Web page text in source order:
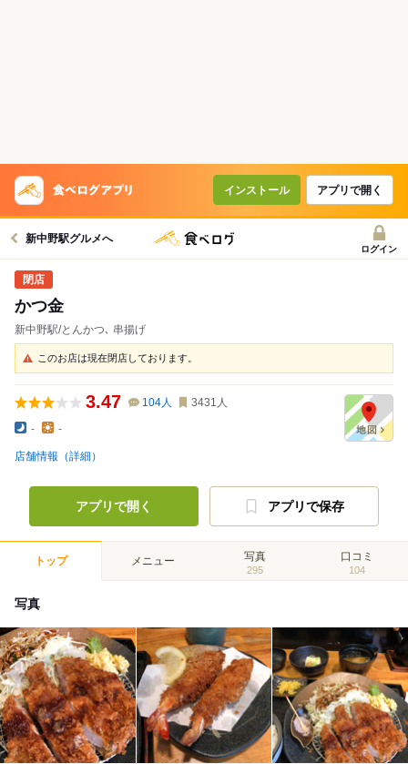
インストール アプリで開く
新中野駅グルメへ
ログイン
かつ金
新中野駅/とんかつ､ 串揚げ
このお店は現在閉店しております。
3.47 104人 3431 人
- -
店舗情報（詳細）
アプリで開く アプリで保存
トップ メニュー 写真
295
口コミ
104
写真